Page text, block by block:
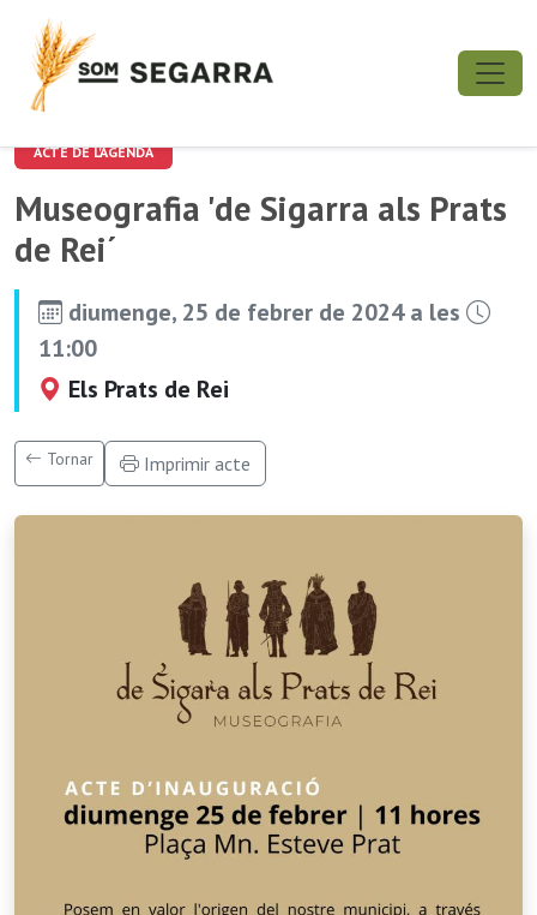
ACTE DE L'AGENDA
Museografia 'de Sigarra als Prats
de Rei´
diumenge, 25 de febrer de 2024 a les
11:00
Els Prats de Rei
Tornar Imprimir acte